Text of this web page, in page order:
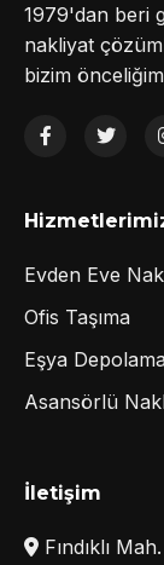
1979'dan beri
nakliyat
bizim
Evden Eve
Ofis Taşıma
Eşya
Asansörlü
İletişim
Fındıklı